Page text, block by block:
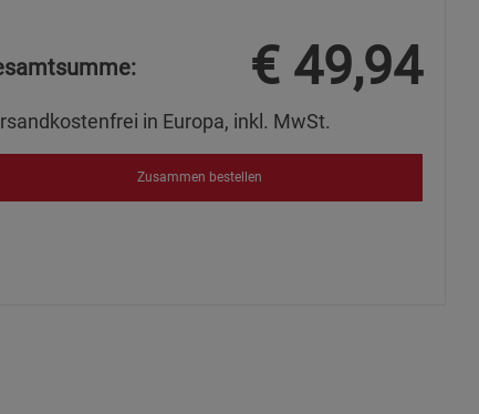
€ 49,94
in Europa, inkl. MwSt.
Zusammen bestellen